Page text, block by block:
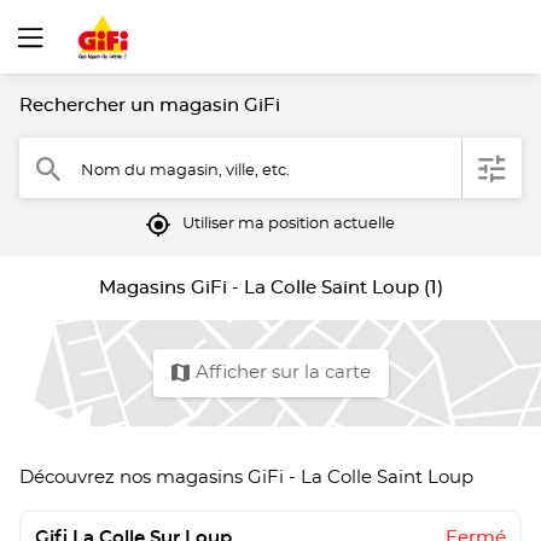
Rechercher un magasin GiFi
search Nom du magasin, ville, etc. filter
mylocation Utiliser ma position actuelle
Magasins GiFi - La Colle Saint Loup (1)
map Afficher sur la carte
Découvrez nos magasins GiFi - La Colle Saint Loup